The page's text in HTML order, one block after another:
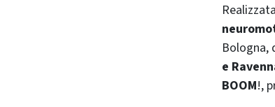
Bologna,
e
BOOM!,